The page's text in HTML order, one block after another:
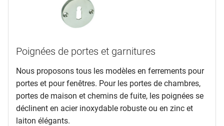
Poignées de portes et garnitures
Nous proposons tous les modèles en ferrements pour
portes et pour fenêtres. Pour les portes de chambres,
portes de maison et chemins de fuite, les poignées se
déclinent en acier inoxydable robuste ou en zinc et
laiton élégants.